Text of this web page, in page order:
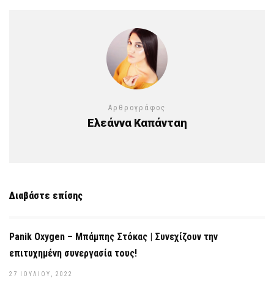
Αρθρογράφος
Ελεάννα Καπάνταη
Διαβάστε επίσης
Panik Oxygen – Μπάμπης Στόκας | Συνεχίζουν την
επιτυχημένη συνεργασία τους!
27 ΙΟΥΛΊΟΥ, 2022